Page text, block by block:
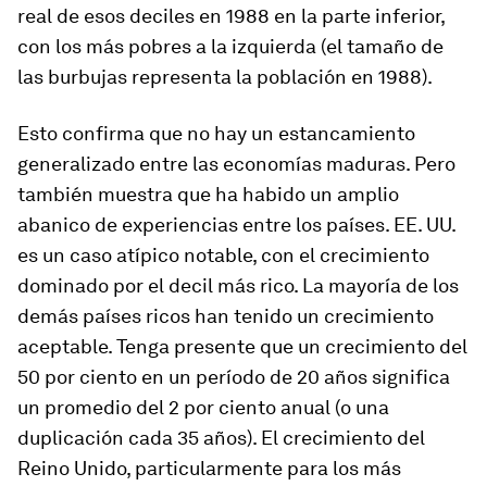
real de esos deciles en 1988 en la parte inferior,
con los más pobres a la izquierda (el tamaño de
las burbujas representa la población en 1988).
Esto confirma que no hay un estancamiento
generalizado entre las economías maduras. Pero
también muestra que ha habido un amplio
abanico de experiencias entre los países. EE. UU.
es un caso atípico notable, con el crecimiento
dominado por el decil más rico. La mayoría de los
demás países ricos han tenido un crecimiento
aceptable. Tenga presente que un crecimiento del
50 por ciento en un período de 20 años significa
un promedio del 2 por ciento anual (o una
duplicación cada 35 años). El crecimiento del
Reino Unido, particularmente para los más